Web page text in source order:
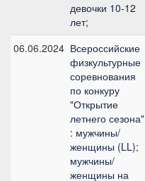
девочки 10-12
лет;
06.06.2024 Всероссийские
физкультурные
соревнования
по конкуру
"Открытие
летнего сезона"
: мужчины/
женщины (LL);
мужчины/
женщины на